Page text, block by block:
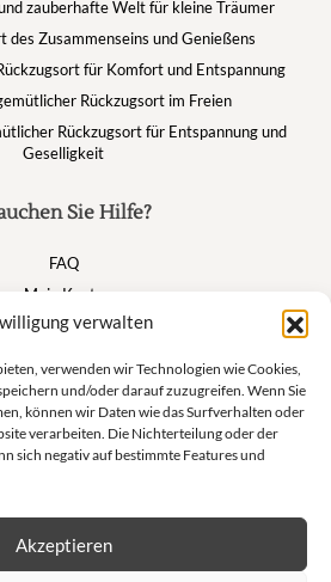
verwalten
verwenden wir Technologien wie Cookies,
und/oder darauf zuzugreifen. Wenn Sie
können wir Daten wie das Surfverhalten oder
verarbeiten. Die Nichterteilung oder der
sich negativ auf bestimmte Features und
Akzeptieren
Sie Hilfe?
FAQ
Mein Konto
Warenkorb
Suivez nous
zauberhafte Welt für kleine Träumer
des Zusammenseins und Genießens
für Komfort und Entspannung
Rückzugsort im Freien
Rückzugsort für Entspannung und
Geselligkeit
Newsletter